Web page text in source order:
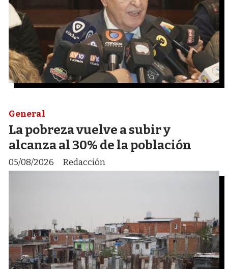
La pobreza vuelve a subir y
alcanza al 30% de la población
Redacción
General
05/08/2026